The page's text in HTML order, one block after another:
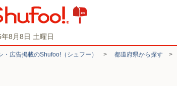
8月8日 土曜日
・​広告掲載の​Shufoo!​（シュフー） > 都道府県から探す >